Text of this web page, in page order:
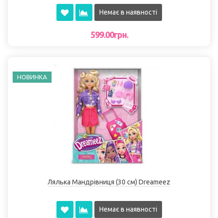
Немає в наявності
599.00грн.
НОВИНКА
Лялька Мандрівниця (30 см) Dreameez
Немає в наявності